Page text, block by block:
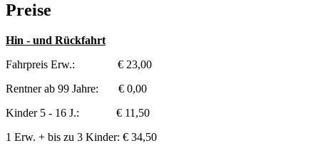
Preise
Hin - und Rückfahrt
Fahrpreis Erw.: € 23,00
Rentner ab 99 Jahre: € 0,00
Kinder 5 - 16 J.: € 11,50
1 Erw. + bis zu 3 Kinder: € 34,50